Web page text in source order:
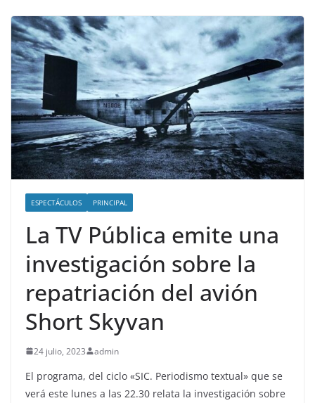
ESPECTÁCULOS PRINCIPAL
La TV Pública emite una
investigación sobre la
repatriación del avión
Short Skyvan
24 julio, 2023 admin
El programa, del ciclo «SIC. Periodismo textual» que se
verá este lunes a las 22.30 relata la investigación sobre